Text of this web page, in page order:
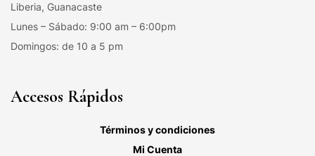
Liberia, Guanacaste
Lunes – Sábado: 9:00 am – 6:00pm
Domingos: de 10 a 5 pm
Accesos Rápidos
Términos y condiciones
Mi Cuenta